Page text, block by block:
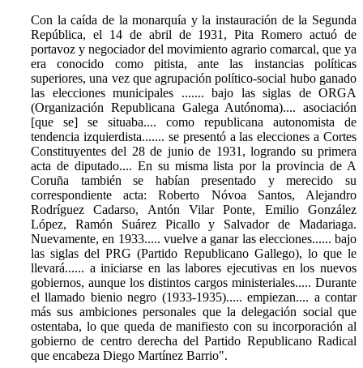
Con la caída de la monarquía y la instauración de la Segunda
República, el 14 de abril de 1931, Pita Romero actuó de
portavoz y negociador del movimiento agrario comarcal, que ya
era conocido como pitista, ante las instancias políticas
superiores, una vez que agrupación político-social hubo ganado
las elecciones municipales ....... bajo las siglas de ORGA
(Organización Republicana Galega Autónoma).... asociación
[que se] se situaba.... como republicana autonomista de
tendencia izquierdista....... se presentó a las elecciones a Cortes
Constituyentes del 28 de junio de 1931, logrando su primera
acta de diputado.... En su misma lista por la provincia de A
Coruña también se habían presentado y merecido su
correspondiente acta: Roberto Nóvoa Santos, Alejandro
Rodríguez Cadarso, Antón Vilar Ponte, Emilio González
López, Ramón Suárez Picallo y Salvador de Madariaga.
Nuevamente, en 1933..... vuelve a ganar las elecciones...... bajo
las siglas del PRG (Partido Republicano Gallego), lo que le
llevará...... a iniciarse en las labores ejecutivas en los nuevos
gobiernos, aunque los distintos cargos ministeriales..... Durante
el llamado bienio negro (1933-1935)..... empiezan.... a contar
más sus ambiciones personales que la delegación social que
ostentaba, lo que queda de manifiesto con su incorporación al
gobierno de centro derecha del Partido Republicano Radical
que encabeza Diego Martínez Barrio".